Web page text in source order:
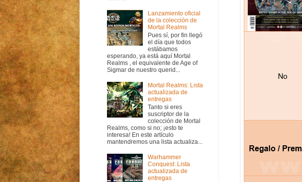
Lanzamiento oficial
de la colección de
Mortal Realms
Pues sí, por fin llegó
el día que todos
estábamos
esperando, ya está aquí Mortal
Realms , el equivalente de Age of
Sigmar de nuestro querid...
Mortal Realms: Lista
actualizada de
entregas
Tanto si eres
suscriptor de la
colección de Mortal
Realms, como si no; ¡esto te
interesa! En este artículo
mantendremos una lista actualiza...
Warhammer
Conquest: Lista
actualizada de
entregas